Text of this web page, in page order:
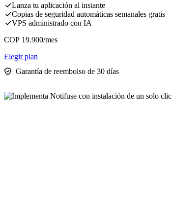
Lanza tu aplicación al instante
Copias de seguridad automáticas semanales gratis
VPS administrado con IA
COP 19.900/mes
Elegir plan
Garantía de reembolso de 30 días